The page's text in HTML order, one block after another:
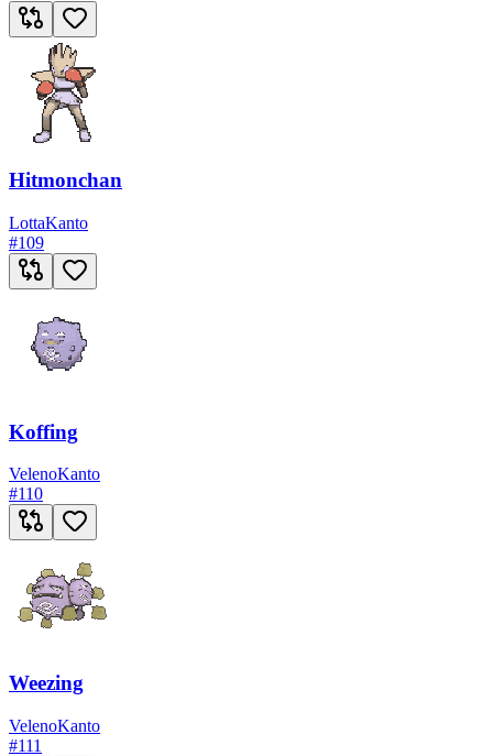
Hitmonchan
LottaKanto
#109
Koffing
VelenoKanto
#110
Weezing
VelenoKanto
#111